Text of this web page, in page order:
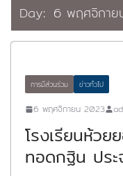
Day: 6 พฤศจิกา
การมีส่วนร่วม ข่าวทั่วไป
6 พฤศจิกายน 2023
โรงเรียนห้ว
ทอดกฐิน ปร